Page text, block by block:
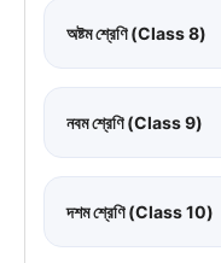
অষ্টম শ্রেণি (Class 8)
নবম শ্রেণি (Class 9)
দশম শ্রেণি (Class 10)